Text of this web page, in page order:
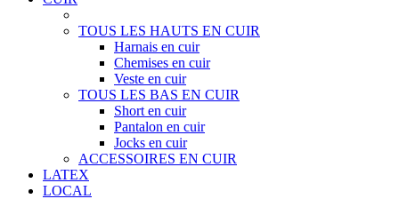
TOUS LES HAUTS EN CUIR
Harnais en cuir
Chemises en cuir
Veste en cuir
TOUS LES BAS EN CUIR
Short en cuir
Pantalon en cuir
Jocks en cuir
ACCESSOIRES EN CUIR
LATEX
LOCAL